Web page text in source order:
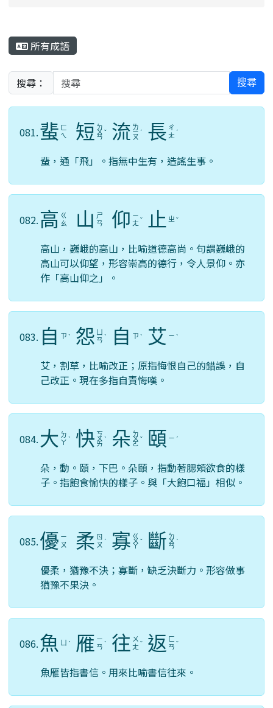
所有成語
搜尋： 搜尋
081.蜚 ㄈ
ㄟ
短 ㄉ
ㄨ
ㄢ
ˇ 流 ㄌ
ㄧ
ㄡ
ˊ 長 ㄔ
ㄤ ˊ
蜚，通「飛」。指無中生有，造謠生事。
082.高 ㄍ
ㄠ
山 ㄕ
ㄢ
仰 ㄧ
ㄤ ˇ 止 ㄓ ˇ
高山，巍峨的高山，比喻道德高尚。句謂巍峨的
高山可以仰望，形容崇高的德行，令人景仰。亦
作「高山仰之」。
083. 自 ㄗ ˋ 怨 ㄢ ˋ 自 ㄗ ˋ 艾 ㄧ ˋ
艾，割草，比喻改正；原指悔恨自己的錯誤，自
己改正。現在多指自責悔嘆。
084. 大 ㄉ
ㄚ ˋ 快 ㄎ
ㄨ
ㄞ
ˋ 朵 ㄉ
ㄨ
ㄛ
ˇ 頤 ㄧ ˊ
朵，動。頤，下巴。朵頤，指動著腮頰欲食的樣
子。指飽食愉快的樣子。與「大飽口福」相似。
085.優 ㄧ
ㄡ
柔 ㄖ
ㄡ ˊ 寡 ㄍ
ㄨ
ㄚ
ˇ 斷 ㄉ
ㄨ
ㄢ
ˋ
優柔，猶豫不決；寡斷，缺乏決斷力。形容做事
猶豫不果決。
086.魚 ˊ 雁 ㄧ
ㄢ ˋ 往 ㄨ
ㄤ ˇ 返 ㄈ
ㄢ ˇ
魚雁皆指書信。用來比喻書信往來。